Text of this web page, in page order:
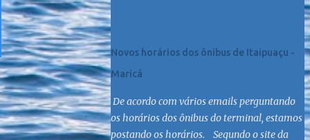
Novos horários dos ônibus de Itaipuaçu -
Maricá
De acordo com vários emails perguntando
os horários dos ônibus do terminal, estamos
postando os horários. Segundo o site da